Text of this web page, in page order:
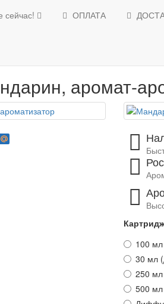
сейчас! ОПЛАТА
Ароматизаторы для помещений
аромат-
100 мл
30 мл
250 мл
500 мл